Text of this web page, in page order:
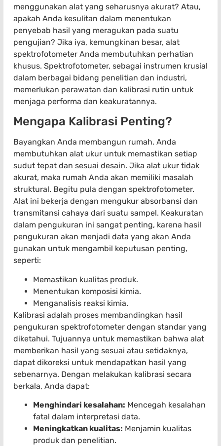
menggunakan alat yang seharusnya akurat? Atau,
apakah Anda kesulitan dalam menentukan
penyebab hasil yang meragukan pada suatu
pengujian? Jika iya, kemungkinan besar, alat
spektrofotometer Anda membutuhkan perhatian
khusus. Spektrofotometer, sebagai instrumen krusial
dalam berbagai bidang penelitian dan industri,
memerlukan perawatan dan kalibrasi rutin untuk
menjaga performa dan keakuratannya.
Mengapa Kalibrasi Penting?
Bayangkan Anda membangun rumah. Anda
membutuhkan alat ukur untuk memastikan setiap
sudut tepat dan sesuai desain. Jika alat ukur tidak
akurat, maka rumah Anda akan memiliki masalah
struktural. Begitu pula dengan spektrofotometer.
Alat ini bekerja dengan mengukur absorbansi dan
transmitansi cahaya dari suatu sampel. Keakuratan
dalam pengukuran ini sangat penting, karena hasil
pengukuran akan menjadi data yang akan Anda
gunakan untuk mengambil keputusan penting,
seperti:
Memastikan kualitas produk.
Menentukan komposisi kimia.
Menganalisis reaksi kimia.
Kalibrasi adalah proses membandingkan hasil
pengukuran spektrofotometer dengan standar yang
diketahui. Tujuannya untuk memastikan bahwa alat
memberikan hasil yang sesuai atau setidaknya,
dapat dikoreksi untuk mendapatkan hasil yang
sebenarnya. Dengan melakukan kalibrasi secara
berkala, Anda dapat:
Menghindari kesalahan: Mencegah kesalahan
fatal dalam interpretasi data.
Meningkatkan kualitas: Menjamin kualitas
produk dan penelitian.